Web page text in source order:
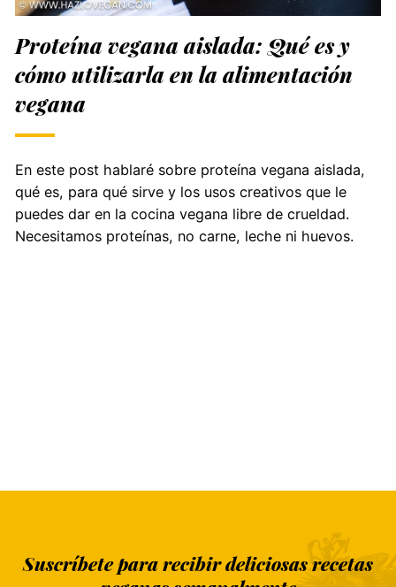
Proteína vegana aislada: Qué es y
cómo utilizarla en la alimentación
vegana
En este post hablaré sobre proteína vegana aislada,
qué es, para qué sirve y los usos creativos que le
puedes dar en la cocina vegana libre de crueldad.
Necesitamos proteínas, no carne, leche ni huevos.
Suscríbete para recibir deliciosas recetas